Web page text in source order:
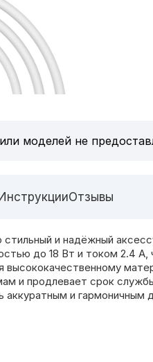
моделей не
ИнструкцииОтзывы
и надёжный
до 18 Вт и током 2.4
и продлевает срок
аккуратным и гармоничным